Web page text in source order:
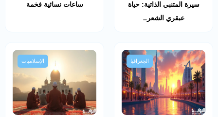
سيرة المتنبي الذاتية: حياة
عبقري الشعر..
ساعات نسائية فخمة
الجغرافيا الإسلاميات